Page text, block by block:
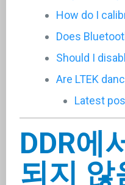
How do I
Does
Should I
Are LTEK
Latest
DDR에
되지 않